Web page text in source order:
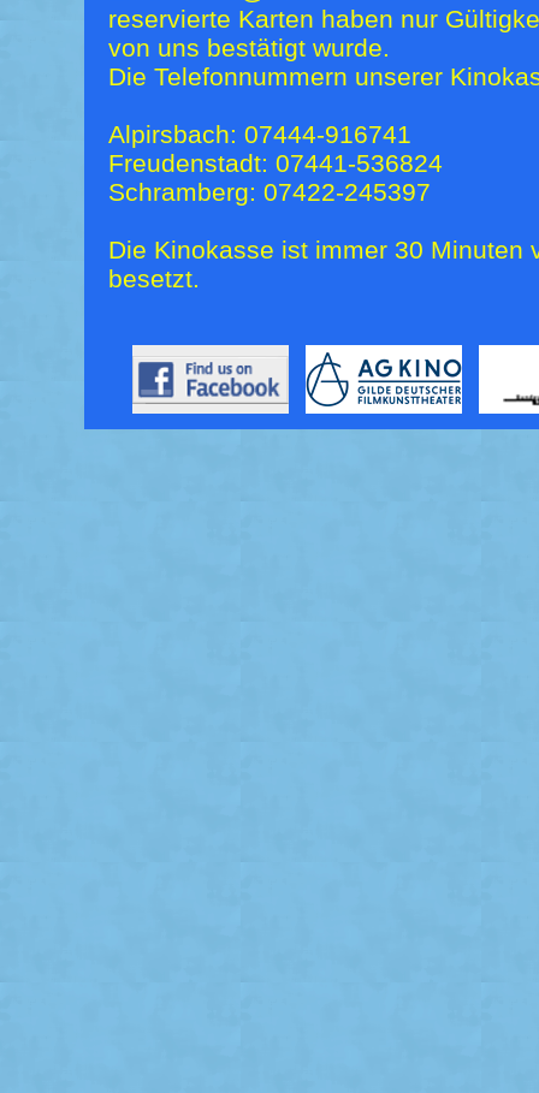
reservierte Karten haben nur
von uns bestätigt wurde.
Die Telefonnummern unserer
Alpirsbach: 07444-916741
Freudenstadt: 07441-536824
Schramberg: 07422-245397
Die Kinokasse ist immer 30 Minuten
besetzt.